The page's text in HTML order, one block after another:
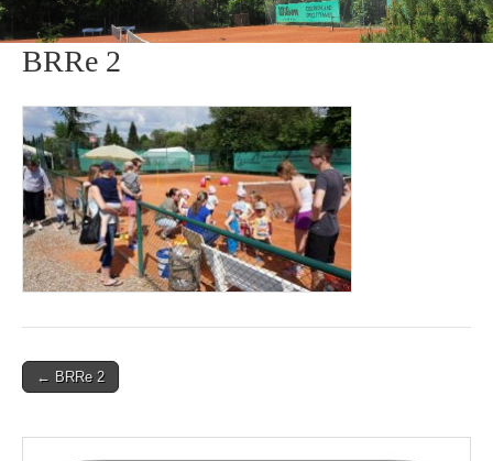
BRRe 2
Post← BRRe 2